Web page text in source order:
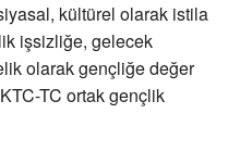
kültürel olarak istila
işsizliğe, gelecek
olarak gençliğe değer
TC ortak gençlik